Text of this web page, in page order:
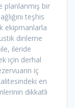
planlanmış bir
teşhis
ekipmanlarla
dinleme
ileride
için derhal
iç
en
dikkatli